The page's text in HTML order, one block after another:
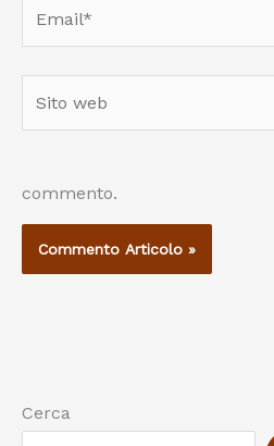
web
commento.
Cerca